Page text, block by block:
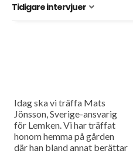
Tidigare intervjuer
Idag ska vi träffa Mats
Jönsson, Sverige-ansvarig
för Lemken. Vi har träffat
honom hemma på gården
där han bland annat berättar